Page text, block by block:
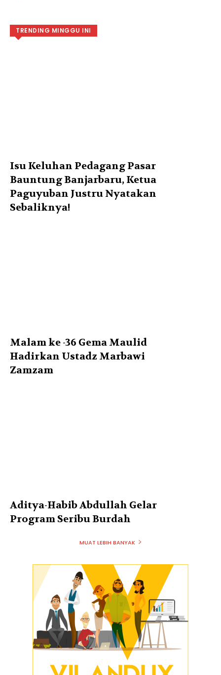
TRENDING MINGGU INI
Isu Keluhan Pedagang Pasar
Bauntung Banjarbaru, Ketua
Paguyuban Justru Nyatakan
Sebaliknya!
Malam ke -36 Gema Maulid
Hadirkan Ustadz Marbawi
Zamzam
Aditya-Habib Abdullah Gelar
Program Seribu Burdah
MUAT LEBIH BANYAK